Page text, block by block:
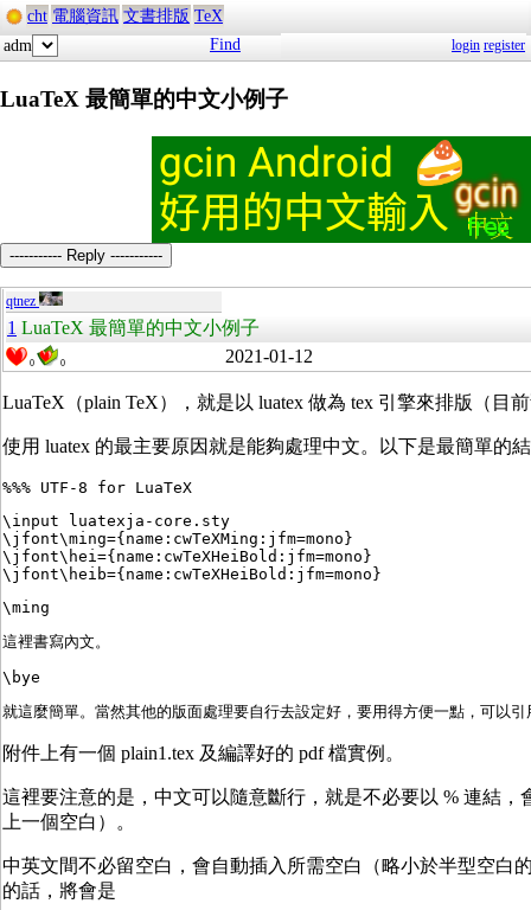
cht 電腦資訊 文書排版 TeX
adm
Find login register
LuaTeX 最簡單的中文小例子
----------- Reply -----------
qtnez
1 LuaTeX 最簡單的中文小例子
0 0 2021-01-12
LuaTeX（plain TeX），就是以 luatex 做為 tex 引擎來排版（目
使用 luatex 的最主要原因就是能夠處理中文。以下是最簡單的
%%% UTF-8 for LuaTeX
\input luatexja-core.sty
\jfont\ming={name:cwTeXMing:jfm=mono}
\jfont\hei={name:cwTeXHeiBold:jfm=mono}
\jfont\heib={name:cwTeXHeiBold:jfm=mono}
\ming
這裡書寫內文。
\bye
就這麼簡單。當然其他的版面處理要自行去設定好，要用得方便一點，
附件上有一個 plain1.tex 及編譯好的 pdf 檔實例。
這裡要注意的是，中文可以隨意斷行，就是不必要以 % 連結，
上一個空白）。
中英文間不必留空白，會自動插入所需空白（略小於半型空白
的話，將會是